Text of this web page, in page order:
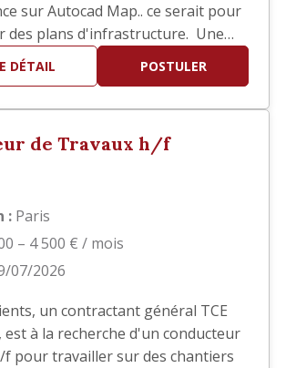
sur Autocad Map.. ce serait pour
des plans d'infrastructure. Une
des SIG est demandée. Il
d'intérim de 6 mois basée
DÉTAIL POSTULER
de Travaux h/f
: Paris
– 4 500 € / mois
07/2026
un contractant général TCE
est à la recherche d'un conducteur
f pour travailler sur des chantiers